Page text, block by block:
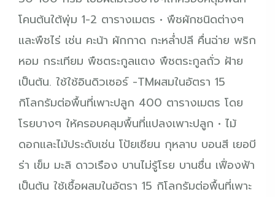
โคนต้นใต้พุ่ม 1-2 ตารางเมตร • พืชผักชนิดต่างๆ
และพืชไร่ เช่น คะน้า ผักกาด กะหล่ำปลี คื่นฉ่าย พริก
หอม กระเทียม พืชตระกูลแตง พืชตระกูลถั่ว ฝ้าย
เป็นต้น. ใช้ใช้อินดิวเซอร์ -TMผสมในอัตรา 15
กิโลกรัมต่อพื้นที่เพาะปลูก 400 ตารางเมตร โดย
โรยบางๆ ให้ครอบคลุมพื้นที่แปลงเพาะปลูก • ไม้
ดอกและไม้ประดับเช่น โป้ยเซียน กุหลาบ บอนสี เยอบี
ร่า เข็ม มะลิ ดาวเรือง บานไม่รู้โรย บานชื่น เฟื่องฟ้า
เป็นต้น ใช้เชื้อผสมในอัตรา 15 กิโลกรัมต่อพื้นที่เพาะ